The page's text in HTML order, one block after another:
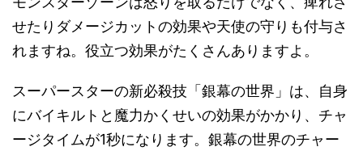
せたりダメージカットの効果や天使の守りも付与さ
れますね。役立つ効果がたくさんありますよ。
スーパースターの新必殺技「銀幕の世界」は、自身
にバイキルトと魔力かくせいの効果がかかり、チャ
ージタイムが1秒になります。銀幕の世界のチャー